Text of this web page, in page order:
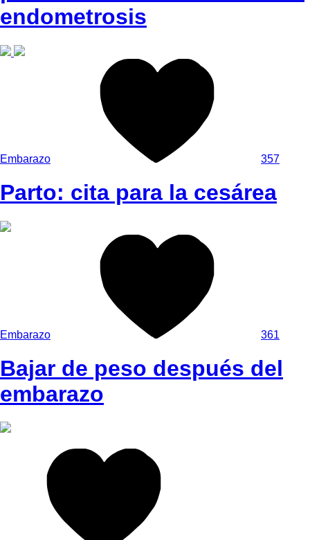
endometrosis
Embarazo 357
Parto: cita para la cesárea
Embarazo 361
Bajar de peso después del
embarazo